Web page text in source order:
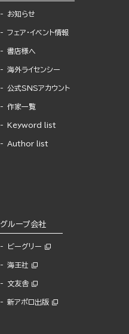
お知らせ
フェア・イベント情報
書店様へ
海外ライセンシー
公式SNSアカウント
作家一覧
Keyword list
Author list
グループ会社
ビーグリー
海王社
文友舎
新アポロ出版